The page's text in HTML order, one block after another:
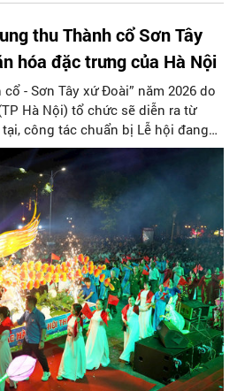
thu Thành cổ Sơn Tây
hóa đặc trưng của Hà Nội
- Sơn Tây xứ Đoài” năm 2026 do
Hà Nội) tổ chức sẽ diễn ra từ
công tác chuẩn bị Lễ hội đang
Sơn Tây cùng các phòng, ban,
phố khẩn trương triển khai, tạo
đến cho Nhân dân và du
quy mô, đặc sắc và giàu bản sắc